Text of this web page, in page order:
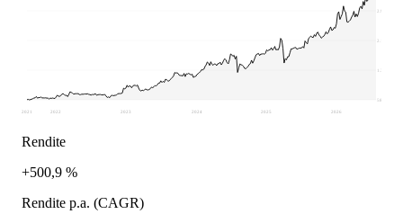
589,4
1.380
2.170
2.960
2021 2022 2023 2024 2025 2026
Rendite
+500,9 %
Rendite p.a. (CAGR)